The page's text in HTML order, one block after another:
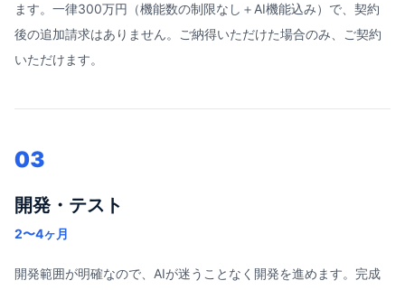
ます。一律300万円（機能数の制限なし＋AI機能込み）で、契約
後の追加請求はありません。ご納得いただけた場合のみ、ご契約
いただけます。
03
開発・テスト
2〜4ヶ月
開発範囲が明確なので、AIが迷うことなく開発を進めます。完成